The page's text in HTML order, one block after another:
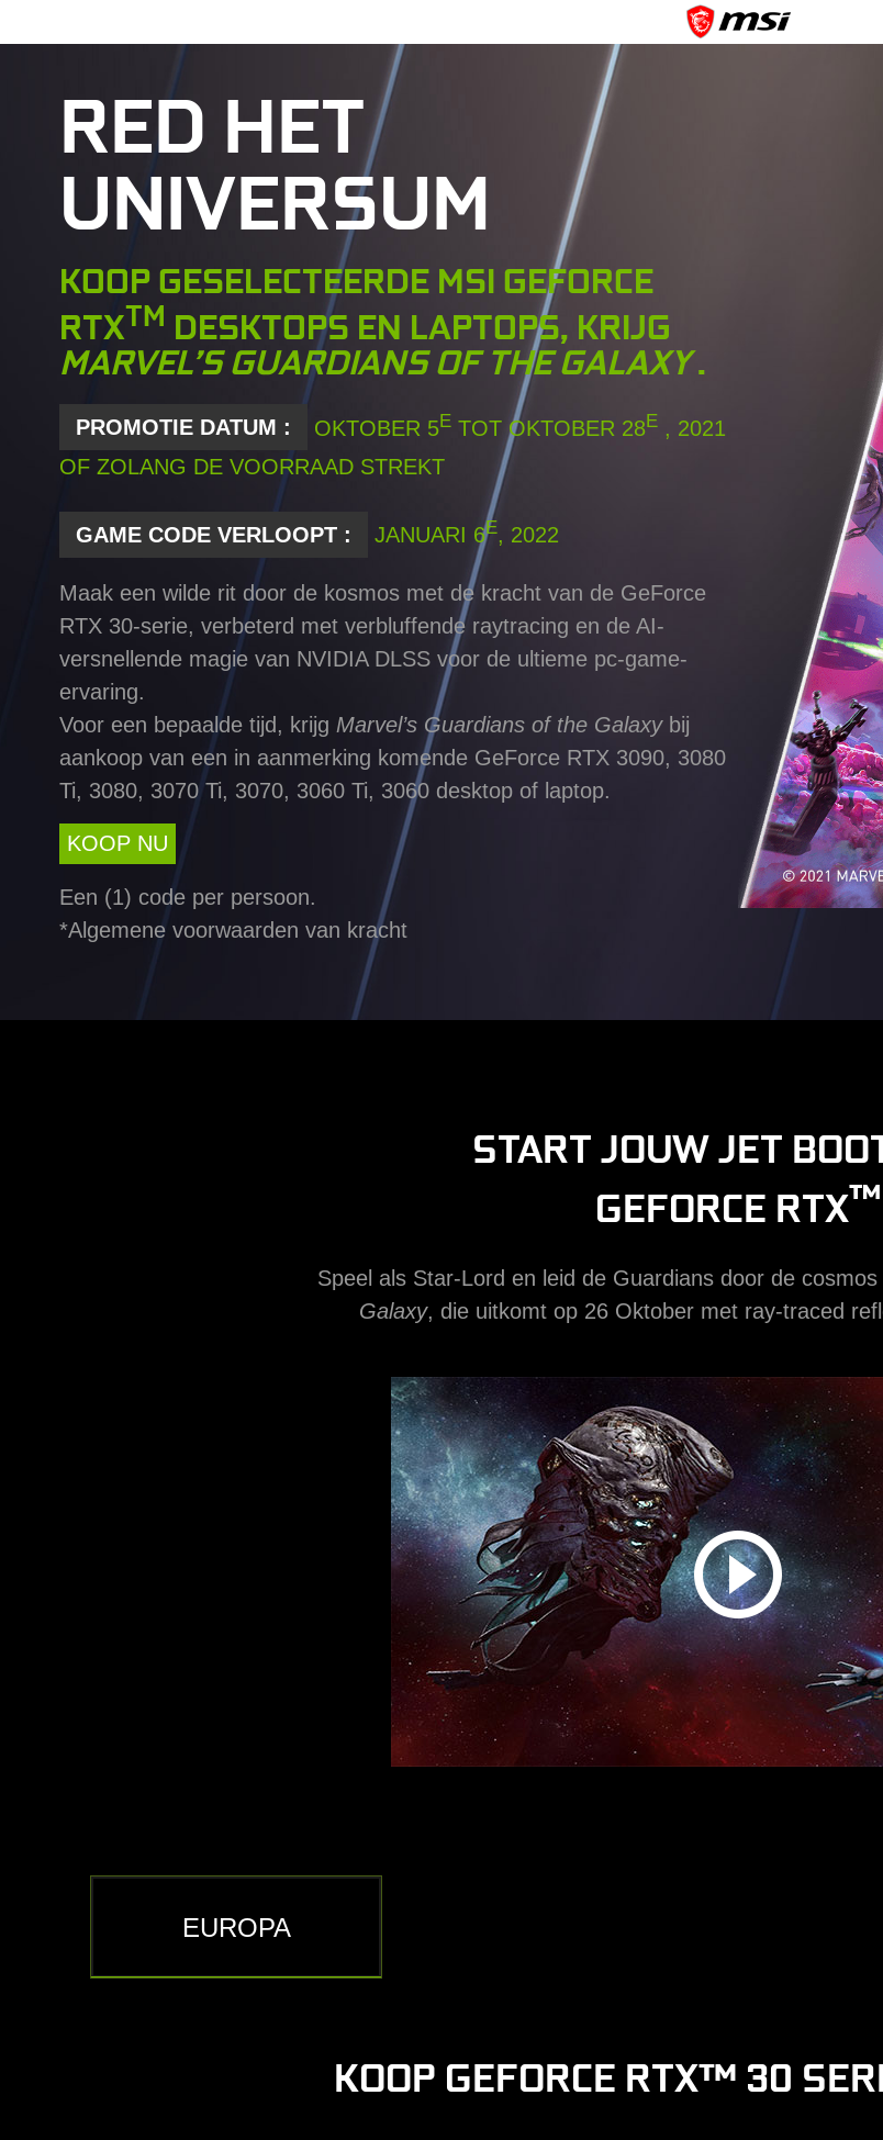
RED HET
UNIVERSUM
KOOP GESELECTEERDE MSI GEFORCE
RTXTM DESKTOPS EN LAPTOPS, KRIJG
MARVEL’S GUARDIANS OF THE GALAXY.
PROMOTIE DATUM : OKTOBER 5ETOT OKTOBER 28E, 2021
OF ZOLANG DE VOORRAAD STREKT
GAME CODE VERLOOPT : JANUARI 6E, 2022
Maak een wilde rit door de kosmos met de kracht van de GeForce
RTX 30-serie, verbeterd met verbluffende raytracing en de AI-
versnellende magie van NVIDIA DLSS voor de ultieme pc-game-
ervaring.
Voor een bepaalde tijd, krijg Marvel’s Guardians of the Galaxybij
aankoop van een in aanmerking komende GeForce RTX 3090, 3080
Ti, 3080, 3070 Ti, 3070, 3060 Ti, 3060 desktop of laptop.
KOOP NU
Een (1) code per persoon.
*Algemene voorwaarden van kracht
START JOUW JET
GEFORCE RTX™
Speel als Star-Lord en leid de Guardians door de cosmos
Galaxy, die uitkomt op 26 Oktober met ray-traced
EUROPA
KOOP GEFORCE RTX™ 30